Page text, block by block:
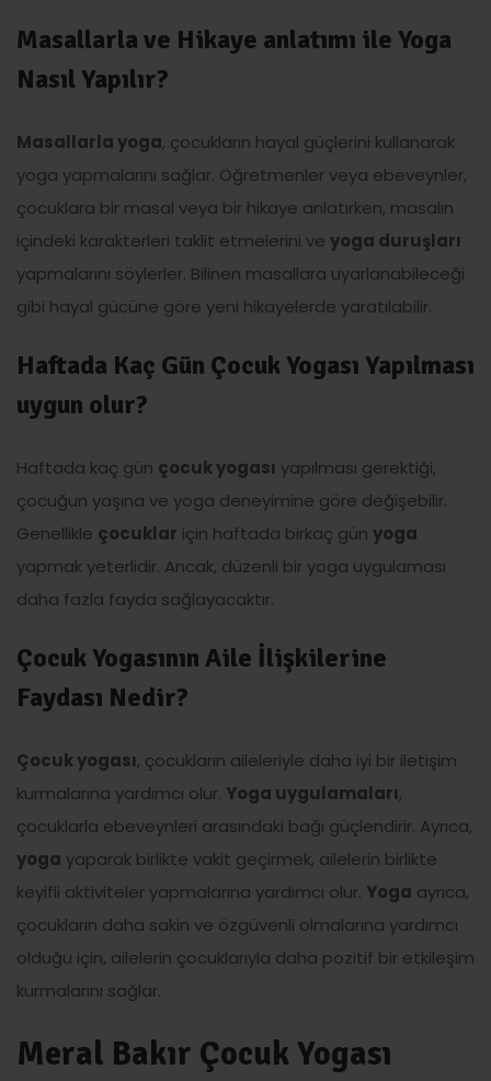
Masallarla ve Hikaye anlatımı ile Yoga
Nasıl Yapılır?
Masallarla yoga, çocukların hayal güçlerini kullanarak
yoga yapmalarını sağlar. Öğretmenler veya ebeveynler,
çocuklara bir masal veya bir hikaye anlatırken, masalın
içindeki karakterleri taklit etmelerini ve yoga duruşları
yapmalarını söylerler. Bilinen masallara uyarlanabileceği
gibi hayal gücüne göre yeni hikayelerde yaratılabilir.
Haftada Kaç Gün Çocuk Yogası Yapılması
uygun olur?
Haftada kaç gün çocuk yogası yapılması gerektiği,
çocuğun yaşına ve yoga deneyimine göre değişebilir.
Genellikle çocuklar için haftada birkaç gün yoga
yapmak yeterlidir. Ancak, düzenli bir yoga uygulaması
daha fazla fayda sağlayacaktır.
Çocuk Yogasının Aile İlişkilerine
Faydası Nedir?
Çocuk yogası, çocukların aileleriyle daha iyi bir iletişim
kurmalarına yardımcı olur. Yoga uygulamaları,
çocuklarla ebeveynleri arasındaki bağı güçlendirir. Ayrıca,
yoga yaparak birlikte vakit geçirmek, ailelerin birlikte
keyifli aktiviteler yapmalarına yardımcı olur. Yoga ayrıca,
çocukların daha sakin ve özgüvenli olmalarına yardımcı
olduğu için, ailelerin çocuklarıyla daha pozitif bir etkileşim
kurmalarını sağlar.
Meral Bakır Çocuk Yogası